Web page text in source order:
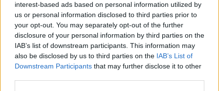
interest-based ads based on personal information utilized by
us or personal information disclosed to third parties prior to
your opt-out. You may separately opt-out of the further
disclosure of your personal information by third parties on the
IAB’s list of downstream participants. This information may
also be disclosed by us to third parties on the IAB’s List of
Downstream Participants that may further disclose it to other
compiere esborsi folli, spetterà proprio ad Alisson far valere il
suo legame storico con il Liverpool per abbassare le pretese
economiche, attualmente fissate tra i 15 e i 20 milioni di euro,
e trasformare il suo desiderio in realtà.